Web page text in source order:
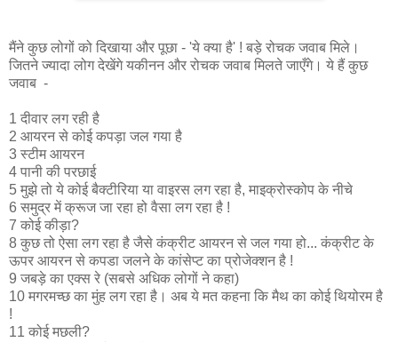
मैंने कुछ लोगों को दिखाया और पूछा - 'ये क्या है' ! बड़े रोचक जवाब मिले।
जितने ज्यादा लोग देखेंगे यकीनन और रोचक जवाब मिलते जाएँगे। ये हैं कुछ
जवाब -
1 दीवार लग रही है
2 आयरन से कोई कपड़ा जल गया है
3 स्टीम आयरन
4 पानी की परछाई
5 मुझे तो ये कोई बैक्टीरिया या वाइरस लग रहा है, माइक्रोस्कोप के नीचे
6 समुद्र में क्रूज जा रहा हो वैसा लग रहा है !
7 कोई कीड़ा?
8 कुछ तो ऐसा लग रहा है जैसे कंक्रीट आयरन से जल गया हो... कंक्रीट के
ऊपर आयरन से कपडा जलने के कांसेप्ट का प्रोजेक्शन है !
9 जबड़े का एक्स रे (सबसे अधिक लोगों ने कहा)
10 मगरमच्छ का मुंह लग रहा है। अब ये मत कहना कि मैथ का कोई थियोरम है
!
11 कोई मछली?